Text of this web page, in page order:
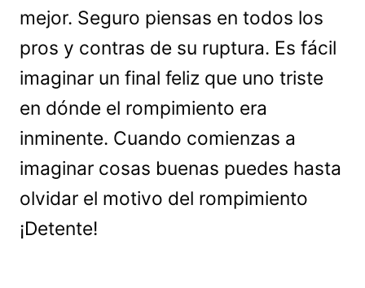
mejor. Seguro piensas en todos los
pros y contras de su ruptura. Es fácil
imaginar un final feliz que uno triste
en dónde el rompimiento era
inminente. Cuando comienzas a
imaginar cosas buenas puedes hasta
olvidar el motivo del rompimiento
¡Detente!